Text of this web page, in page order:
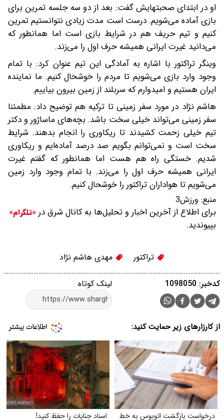
او در ابتدای صحبتهایش گفت: بعد از دو سه جلسه تمرین برای
بازی آماده می‌شویم. درست است مدت زیادی نتوانستیم تمرین
کنیم و تیم حریف هم در شرایط بازی است اما همانطور که
می‌دانید غیرت ایرانی همیشه حرف اول را می‌زند.
وینگر تراکتور با اشاره به آمادگی این تیم عنوان کرد: با تمام
وجود وارد بازی می‌شویم تا مردم را خوشحال کنیم. ما نماینده
ایران هستیم و امیدوارم که سربلند از زمین بیرون بیاییم.
هاشم نژاد در مورد سفر زمینی تا ترکیه هم توضیح داد: مطمئنا
سفر زمینی می‌تواند خیلی سخت باشد. بچه‌های ماساژور و دکتر
تیم خیلی زحمت کشیدند تا ریکاوری را انجام بدهند. شرایط
سخت است و نمی‌توانم بگویم صد درصد آماده‌ایم و ریکاوری
شدیم. خستگی راه هم هست اما همانطور که گفتم غیرت
ایرانی همیشه حرف اول را می‌زند. با تمام وجود وارد زمین
می‌شویم تا هواداران تراکتور را خوشحال کنیم.
منبع: ورزش3
برای اطلاع از آخرین اخبار و تحلیل‌ها به کانال شرق در «تلگرام»
بپیوندید.
تراکتور مهدی هاشم نژاد
لینک کوتاه کدخبر: 1098050
از کارزارهای زیر حمایت کنید:
درخواست بازگشت اتوبوس به خط
اسناد جنایات را حفظ کنید!